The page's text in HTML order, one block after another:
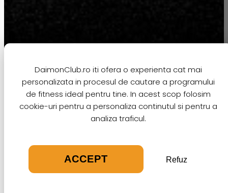
Pentru a arde grasimile eficient si a obtine
rezultate maxime din antrenamentele tale de
fitness, este esential sa integrezi o varietate de
exercitii care sa stimuleze metabolismul si sa
cele mai eficiente exercitii recomandate de
DaimonClub.ro iti ofera o experienta cat mai
personalizata in procesul de cautare a programului
de fitness ideal pentru tine. In acest scop folosim
cookie-uri pentru a personaliza continutul si pentru a
analiza traficul.
ACCEPT Refuz